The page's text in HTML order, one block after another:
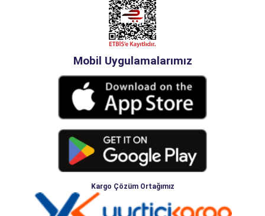
Mobil Uygulamalarımız
Kargo Çözüm Ortağımız